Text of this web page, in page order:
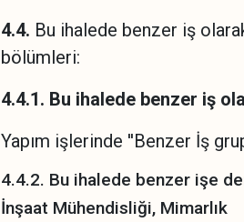
4.4. Bu ihalede benzer iş
bölümleri:
4.4.1. Bu ihalede benzer iş
Yapım işlerinde ''Benzer İş
4.4.2. Bu ihalede benzer işe
İnşaat Mühendisliği, Mimarlık